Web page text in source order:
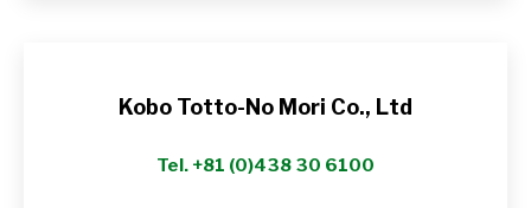
Kobo Totto-No Mori Co., Ltd
Tel. +81 (0)438 30 6100